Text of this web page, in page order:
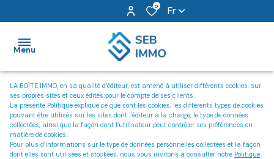
0 Fr
Menu
Accueil
Nos
ventes
LA BOÎTE IMMO, en sa qualité d’éditeur, est amené à utiliser différents cookies, sur
ses propres sites et ceux édités pour le compte de ses clients.
La présente Politique explique ce que sont les cookies, les différents types de cookies
pouvant être utilisés sur les sites dont l’éditeur a la charge, le type de données
collectées, ainsi que la façon dont l’utilisateur peut contrôler ses préférences en
matière de cookies.
Pour plus d’informations sur le type de données personnelles collectées et la façon
dont elles sont utilisées et stockées, nous vous invitons à consulter notre Politique